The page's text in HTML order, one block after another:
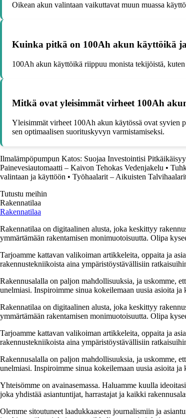
Oikean akun valintaan vaikuttavat muun muassa
Kuinka pitkä on 100Ah akun käyttöikä
100Ah akun käyttöikä riippuu monista tekijöistä,
Mitkä ovat yleisimmät virheet 100Ah
Yleisimmät virheet 100Ah akun käytössä ovat syvien
sen optimaalisen suorituskyvyn varmistamiseksi.
Ilmalämpöpumpun Katos: Suojaa Investointisi
Painevesiautomaatti – Kaivon Tehokas Vedenjakelu •
valintaan ja käyttöön • Työhaalarit – Aikuisten
Tutustu meihin
Rakennatilaa
Rakennatilaa
Rakennatilaa on digitaalinen alusta, joka keskittyy
ymmärtämään rakentamisen monimuotoisuutta. Olipa
Tarjoamme kattavan valikoiman artikkeleita, oppaita ja
rakennustekniikoista aina ympäristöystävällisiin
Rakennusalalla on paljon mahdollisuuksia, ja uskomme,
unelmiasi. Inspiroimme sinua kokeilemaan uusia asioita
Rakennatilaa on digitaalinen alusta, joka keskittyy
ymmärtämään rakentamisen monimuotoisuutta. Olipa
Tarjoamme kattavan valikoiman artikkeleita, oppaita ja
rakennustekniikoista aina ympäristöystävällisiin
Rakennusalalla on paljon mahdollisuuksia, ja uskomme,
unelmiasi. Inspiroimme sinua kokeilemaan uusia asioita
Yhteisömme on avainasemassa. Haluamme kuulla
joka yhdistää asiantuntijat, harrastajat ja kaikki
Olemme sitoutuneet laadukkaaseen journalismiin ja